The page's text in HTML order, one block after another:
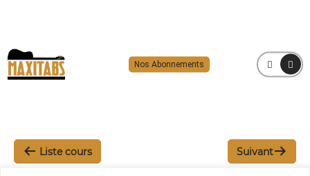
Nos Abonnements MENU
Liste cours Suivant